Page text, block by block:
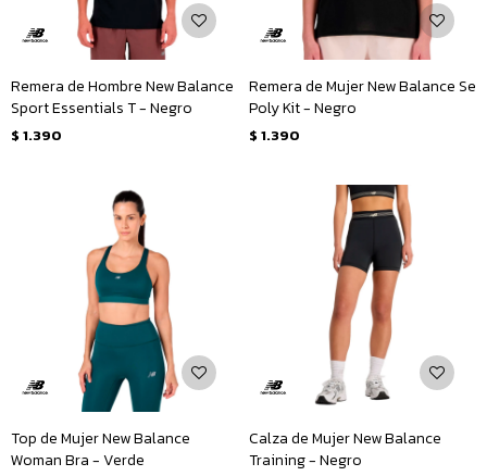
Remera de Hombre New Balance
Sport Essentials T - Negro
$ 1.390
Remera de Mujer New Balance Se
Poly Kit - Negro
$ 1.390
Top de Mujer New Balance
Woman Bra - Verde
Calza de Mujer New Balance
Training - Negro